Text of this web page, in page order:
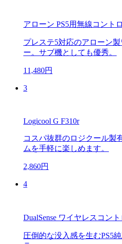
アローン PS5用無線コント
プレステ5対応のアローン
ー。サブ機としても優秀。
11,480円
3
Logicool G F310r
コスパ抜群のロジクール製
ムを手軽に楽しめます。
2,860円
4
DualSense ワイヤレスコン
圧倒的な没入感を生むPS5